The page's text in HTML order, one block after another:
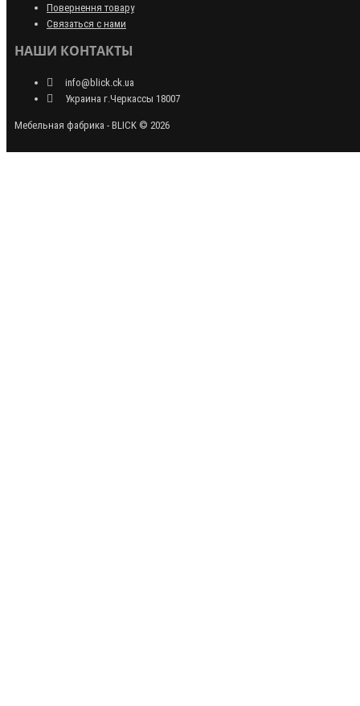
Повернення товару
Связаться с нами
НАШИ КОНТАКТЫ
info@blick.ck.ua
Украина г.Черкассы 18007
Мебельная фабрика - BLICK © 2026